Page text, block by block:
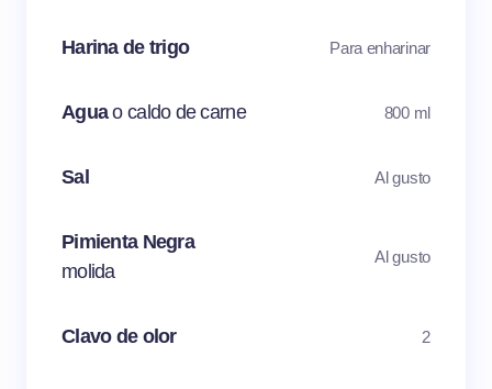
Harina de trigo Para enharinar
Aguao caldo de carne 800 ml
Sal Al gusto
Pimienta Negra
molida
Al gusto
Clavo de olor 2